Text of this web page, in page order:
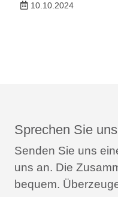
10.10.2024
Sprechen Sie
Senden Sie uns
uns an. Die
bequem.